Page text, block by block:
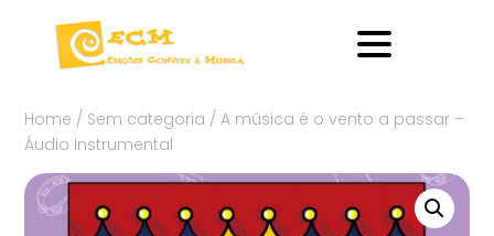
Home / Sem categoria / A música é o vento a passar –
Áudio Instrumental